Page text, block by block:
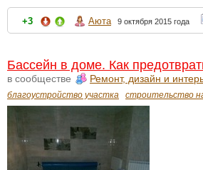
+3 Аюта 9 октября 2015 года
Бассейн в доме. Как
в сообществе Ремонт, дизайн и
благоустройство участка строительство